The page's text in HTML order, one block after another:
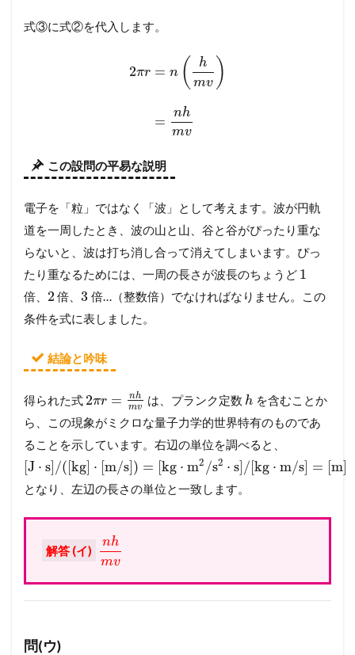
式③に式②を代入します。
2πr = n (
h
mv )
=
nh
mv
この設問の平易な説明
電子を「粒」ではなく「波」として考えます。波が円軌
道を一周したとき、波の山と山、谷と谷がぴったり重な
らないと、波は打ち消し合って消えてしまいます。ぴっ
たり重なるためには、一周の長さが波長のちょうど 1
倍、 2 倍、3 倍…（整数倍）でなければなりません。この
条件を式に表しました。
結論と吟味
得られた式 2πr = nh
mv
は、プランク定数 h を含むことか
ら、この現象がミクロな量子力学的世界特有のものであ
ることを示しています。右辺の単位を調べると、
[J ⋅ s] /([kg] ⋅ [m/s]) = [kg ⋅ m2 /s2 ⋅ s] /[kg ⋅ m/s] = [m]
となり、左辺の長さの単位と一致します。
解答 (イ)
nh
mv
問(ウ)